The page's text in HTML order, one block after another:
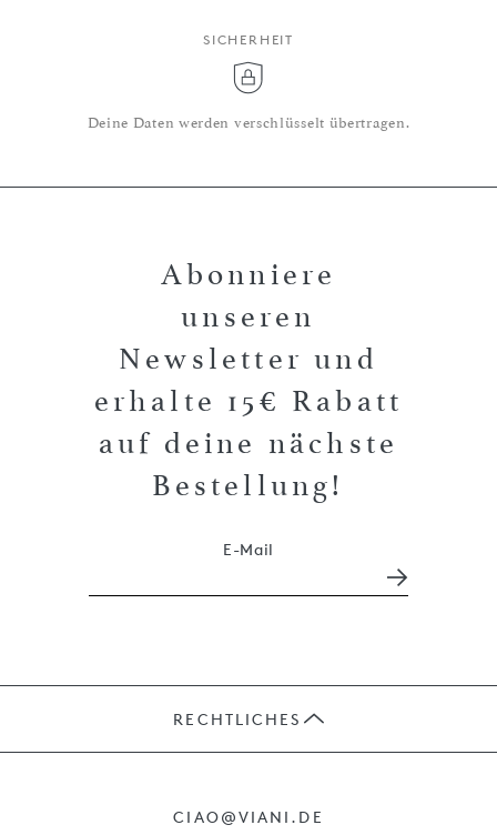
SICHERHEIT
Deine Daten werden verschlüsselt übertragen.
Abonniere
unseren
Newsletter und
erhalte 15€ Rabatt
auf deine nächste
Bestellung!
E-Mail
RECHTLICHES
CIAO@VIANI.DE